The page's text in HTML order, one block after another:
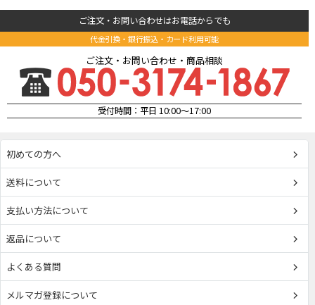
ご注文・お問い合わせはお電話からでも
代金引換・銀行振込・カード利用可能
ご注文・お問い合わせ・商品相談
受付時間：平日 10:00～17:00
初めての方へ
送料について
支払い方法について
返品について
よくある質問
メルマガ登録について